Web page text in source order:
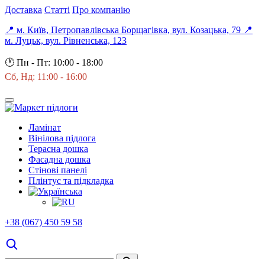
Доставка Статті Про компанію
📍 м. Київ, Петропавлівська Борщагівка, вул. Козацька, 79 📍
м. Луцьк, вул. Рівненська, 123
🕐 Пн - Пт: 10:00 - 18:00
Сб, Нд: 11:00 - 16:00
Ламінат
Вінілова підлога
Терасна дошка
Фасадна дошка
Стінові панелі
Плінтус та підкладка
+38 (067) 450 59 58